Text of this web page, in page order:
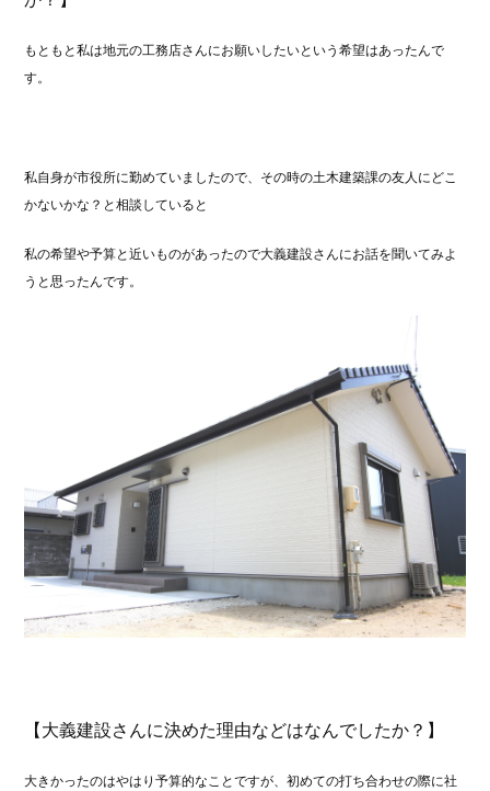
もともと私は地元の工務店さんにお願いしたいという希望はあったんで
す。
私自身が市役所に勤めていましたので、その時の土木建築課の友人にどこ
かないかな？と相談していると
私の希望や予算と近いものがあったので大義建設さんにお話を聞いてみよ
うと思ったんです。
【大義建設さんに決めた理由などはなんでしたか？ 】
大きかったのはやはり予算的なことですが、初めての打ち合わせの際に社